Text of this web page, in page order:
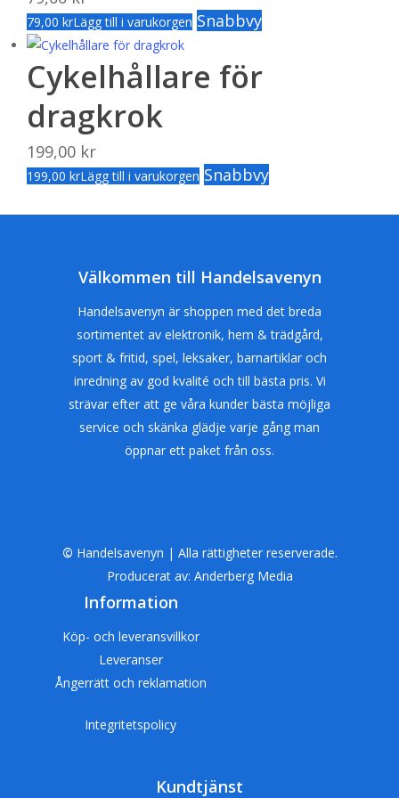
79,00 krLägg till i varukorgen Snabbvy
Cykelhållare för
dragkrok
199,00 kr
199,00 krLägg till i varukorgen Snabbvy
Välkommen till Handelsavenyn
Handelsavenyn är shoppen med det breda
sortimentet av elektronik, hem & trädgård,
sport & fritid, spel, leksaker, barnartiklar och
inredning av god kvalité och till bästa pris. Vi
strävar efter att ge våra kunder bästa möjliga
service och skänka glädje varje gång man
öppnar ett paket från oss.
© Handelsavenyn | Alla rättigheter reserverade.
Producerat av: Anderberg Media
Information
Köp- och leveransvillkor
Leveranser
Ångerrätt och reklamation
Integritetspolicy
Kundtjänst